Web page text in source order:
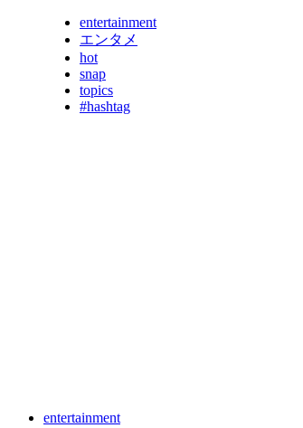
entertainment
エンタメ
hot
snap
topics
#hashtag
entertainment